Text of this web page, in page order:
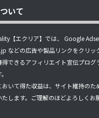
いて
【エクリア】では、 Google
などの広告や製品リンクをクリッ
得できるアフィリエイト宣伝プログ
いて得た収益は、サイト維持のた
します。ご理解のほどよろしくお